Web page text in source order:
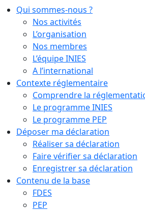
Qui sommes-nous ?
Nos activités
L’organisation
Nos membres
L’équipe INIES
A l’international
Contexte réglementaire
Comprendre la
Le programme INIES
Le programme PEP
Déposer ma déclaration
Réaliser sa déclaration
Faire vérifier sa déclaration
Enregistrer sa déclaration
Contenu de la base
FDES
PEP